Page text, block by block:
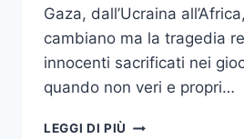
Gaza, dall’Ucraina
cambiano ma la tragedia
innocenti sacrificati nei
quando non veri e propri…
LEGGI DI PIÙ STAY